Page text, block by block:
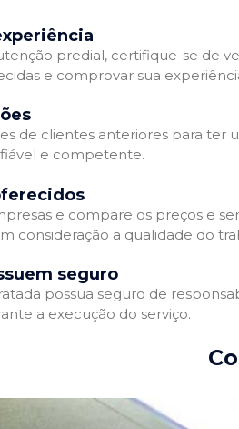
predial, certifique-se de
e comprovar sua
de clientes anteriores para
e competente.
e compare os preços e
consideração a qualidade do
seguro
possua seguro de
a execução do serviço.